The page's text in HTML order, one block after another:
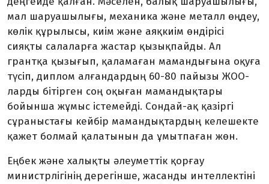
мал шаруа­шылығы, механика және металл өңдеу,
көлік құрылысы, киім және аяқкиім өндірісі
сияқты салаларға жастар қызықпайды. Ал
грантқа қызығып, қаламаған мамандығына оқуға
түсіп, диплом алғандардың 60-80 пайызы ЖОО-
ларды бітірген соң оқыған мамандықтары
бойынша жұмыс істемейді. Сондай-ақ қазіргі
сұра­ныстағы кейбір мамандықтардың келешекте
қажет болмай қала­тынын да ұмытпаған жөн.
Еңбек және халықты әлеу­меттік қорғау
министрлігінің дере­гінше, жасанды интеллектіні